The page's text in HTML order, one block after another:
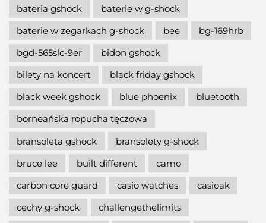
bateria gshock
baterie w g-shock
baterie w zegarkach g-shock
bee
bg-169hrb
bgd-565slc-9er
bidon gshock
bilety na koncert
black friday gshock
black week gshock
blue phoenix
bluetooth
borneańska ropucha tęczowa
bransoleta gshock
bransolety g-shock
bruce lee
built different
camo
carbon core guard
casio watches
casioak
cechy g-shock
challengethelimits